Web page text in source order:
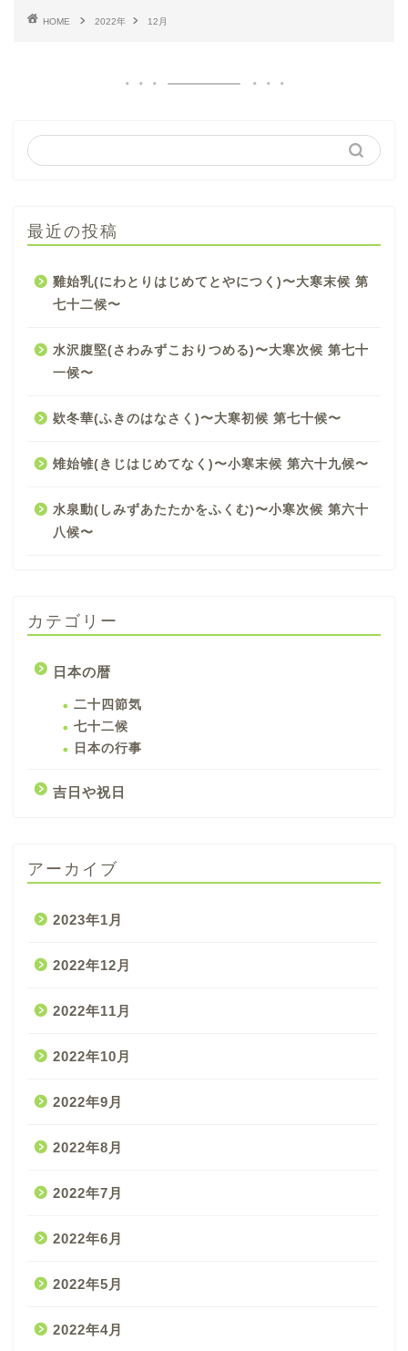
HOME 2022年 12月
最近の投稿
雞始乳(にわとりはじめてとやにつく)〜大寒末候 第
七十二候〜
水沢腹堅(さわみずこおりつめる)〜大寒次候 第七十
一候〜
欵冬華(ふきのはなさく)〜大寒初候 第七十候〜
雉始雊(きじはじめてなく)〜小寒末候 第六十九候〜
水泉動(しみずあたたかをふくむ)〜小寒次候 第六十
八候〜
カテゴリー
日本の暦
二十四節気
七十二候
日本の行事
吉日や祝日
アーカイブ
2023年1月
2022年12月
2022年11月
2022年10月
2022年9月
2022年8月
2022年7月
2022年6月
2022年5月
2022年4月